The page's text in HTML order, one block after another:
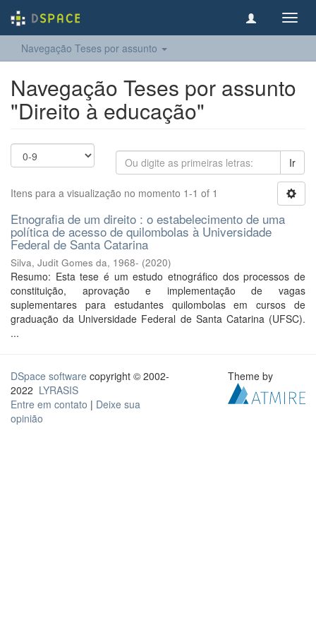
Navegação Teses por assunto
Navegação Teses por assunto
"Direito à educação"
Ir
Itens para a visualização no momento 1-1 of 1
Etnografia de um direito : o estabelecimento de uma
política de acesso de quilombolas à Universidade
Federal de Santa Catarina
Silva, Judit Gomes da, 1968- (2020)
Resumo: Esta tese é um estudo etnográfico dos processos de
constituição, aprovação e implementação de vagas
suplementares para estudantes quilombolas em cursos de
graduação da Universidade Federal de Santa Catarina (UFSC).
...
DSpace software copyright © 2002-
2022 LYRASIS
Entre em contato | Deixe sua
opinião
Theme by